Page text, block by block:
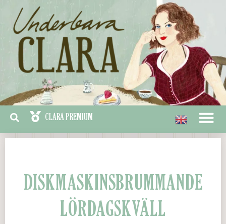
DISKMASKINSBRUMMANDE
LÖRDAGSKVÄLL